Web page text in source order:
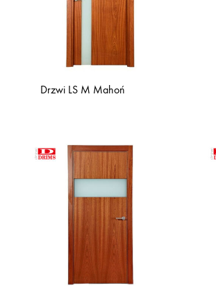
Drzwi LS M Mahoń